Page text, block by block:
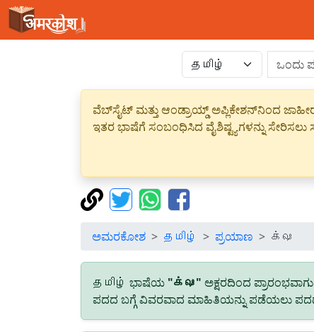
ವೆಬ್‌ಸೈಟ್ ಮತ್ತು ಆಂಡ್ರಾಯ್ಡ್ ಅಪ್ಲಿಕೇಶನ್‌ನಿಂದ
ಇತರ ಭಾಷೆಗೆ ಸಂಬಂಧಿಸಿದ ವೈಶಿಷ್ಟ್ಯಗಳನ್ನು ಸೇರಿಸಲು
ಅಮರಕೋಶ தமிழ் ಪ್ರಯಾಣ க்ஷ
தமிழ் ಭಾಷೆಯ "க்ஷ" ಅಕ್ಷರದಿಂದ
ಪದದ ಬಗ್ಗೆ ವಿವರವಾದ ಮಾಹಿತಿಯನ್ನು ಪಡೆಯಲು